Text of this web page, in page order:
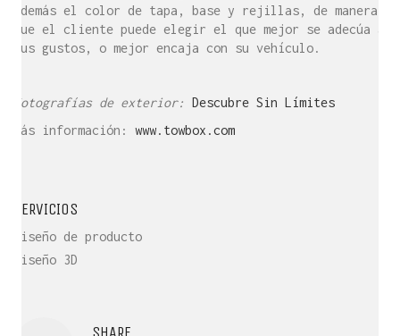
además el color de tapa, base y rejillas, de manera
que el cliente puede elegir el que mejor se adecúa a
sus gustos, o mejor encaja con su vehículo.
Fotografías de exterior: Descubre Sin Límites
Más información: www.towbox.com
SERVICIOS
Diseño de producto
Diseño 3D